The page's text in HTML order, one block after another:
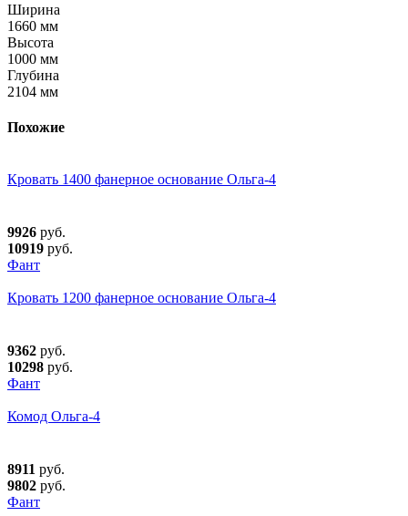
Ширина
1660 мм
Высота
1000 мм
Глубина
2104 мм
Похожие
Кровать 1400 фанерное основание Ольга-4
9926 руб.
10919 руб.
Фант
Кровать 1200 фанерное основание Ольга-4
9362 руб.
10298 руб.
Фант
Комод Ольга-4
8911 руб.
9802 руб.
Фант